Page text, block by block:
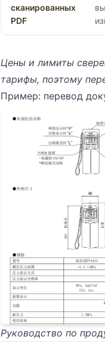
сканированных
PDF
Цены и лимиты
тарифы, поэтому
Пример: перевод
Руководство по